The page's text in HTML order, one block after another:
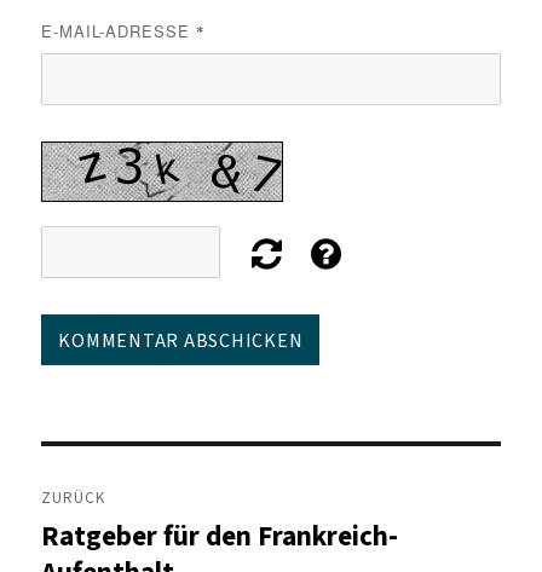
E-MAIL-ADRESSE *
Beitragsnavigation
ZURÜCK
Vorheriger
Beitrag:
Ratgeber für den Frankreich-